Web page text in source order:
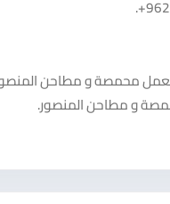
.
و مطاحن المنصور
و مطاحن المنصور.